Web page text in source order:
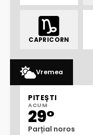
CAPRICORN
Vremea
PITEȘTI
ACUM
29°
Parțial noros